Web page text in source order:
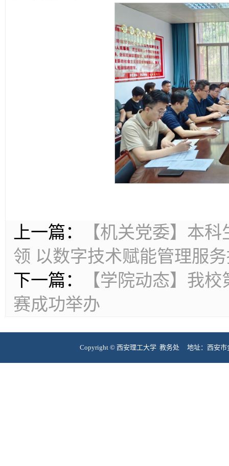
上一篇：
【机关党委】本
领 以数字技术赋能管理服
下一篇：
【学院动态】我
赛成功举办
Copyright © 西安理工大学 教务处 地址：西安市